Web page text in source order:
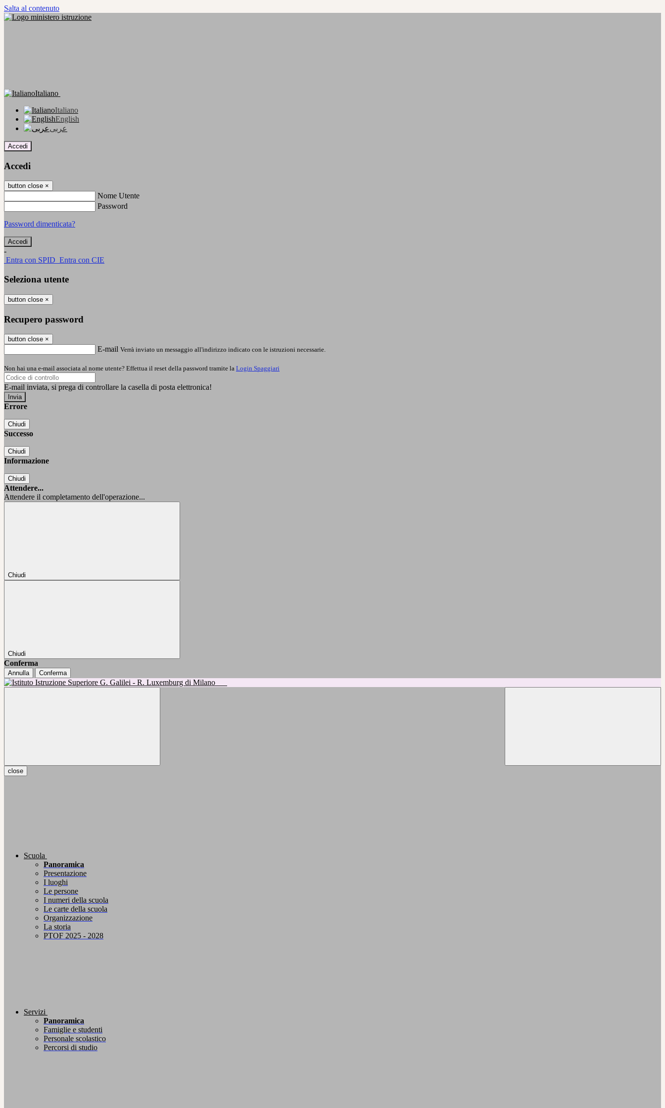
Salta al contenuto
Italiano
Italiano
English
عربى
Accedi
Accedi
button close ×
Nome Utente
Password
Password dimenticata?
-
Entra con SPID Entra con CIE
Seleziona utente
button close ×
Recupero password
button close ×
E-mail Verrà inviato un messaggio all'indirizzo indicato con le istruzioni necessarie.
Non hai una e-mail associata al nome utente? Effettua il reset della password tramite la Login Spaggiari
E-mail inviata, si prega di controllare la casella di posta elettronica!
Errore
Chiudi
Successo
Chiudi
Informazione
Chiudi
Attendere...
Attendere il completamento dell'operazione...
Chiudi
Chiudi
Conferma
Annulla Conferma
close
Scuola
Panoramica
Presentazione
I luoghi
Le persone
I numeri della scuola
Le carte della scuola
Organizzazione
La storia
PTOF 2025 - 2028
Servizi
Panoramica
Famiglie e studenti
Personale scolastico
Percorsi di studio